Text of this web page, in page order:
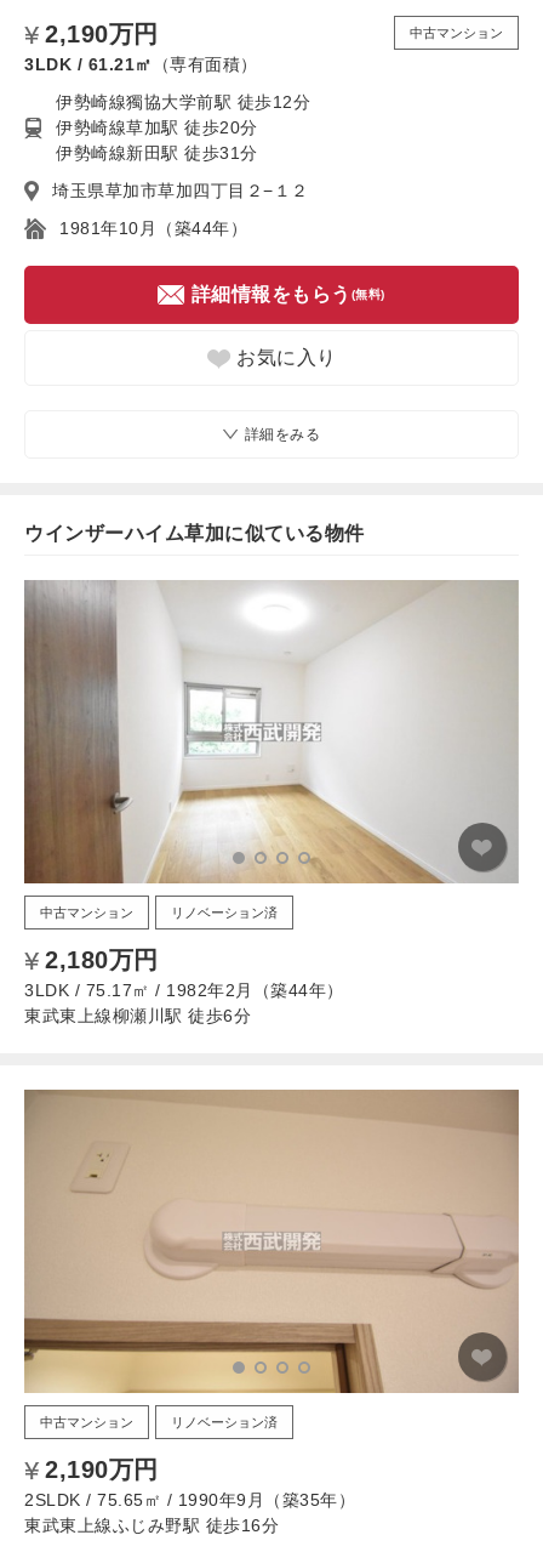
2,190万円
3LDK / 61.21㎡ （専有面積）
中古マンション
伊勢崎線獨協大学前駅 徒歩12分
伊勢崎線草加駅 徒歩20分
伊勢崎線新田駅 徒歩31分
埼玉県草加市草加四丁目２−１２
1981年10月（築44年）
詳細情報をもらう (無料)
お気に入り
詳細をみる
ウインザーハイム草加に似ている物件
中古マンション リノベーション済
2,180万円
3LDK / 75.17㎡ / 1982年2月（築44年）
東武東上線柳瀬川駅 徒歩6分
中古マンション リノベーション済
2,190万円
2SLDK / 75.65㎡ / 1990年9月（築35年）
東武東上線ふじみ野駅 徒歩16分